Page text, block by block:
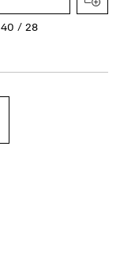
40
28